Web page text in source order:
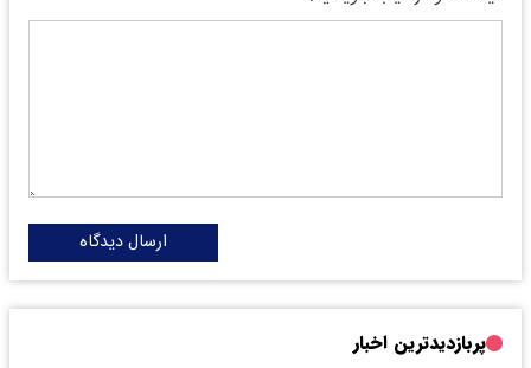
ارسال دیدگاه
پربازدیدترین اخبار